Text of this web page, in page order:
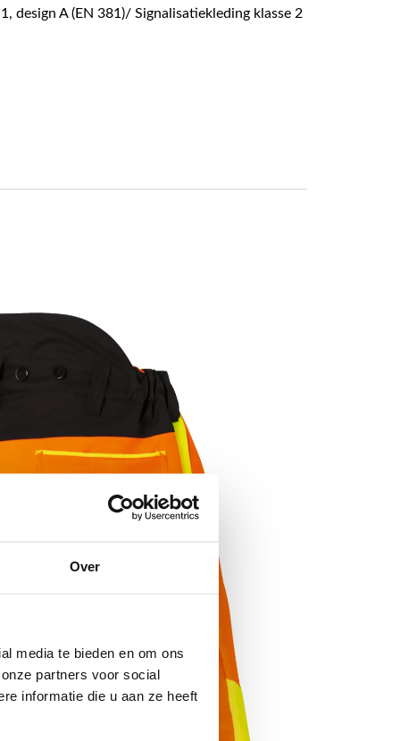
Over
media te bieden en om ons
partners voor social
informatie die u aan ze heeft
design A (EN 381)/ Signalisatiekleding klasse 2